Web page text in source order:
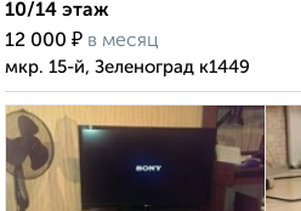
10/14 этаж
12 000 ₽ в месяц
мкр. 15-й, Зеленоград к1449